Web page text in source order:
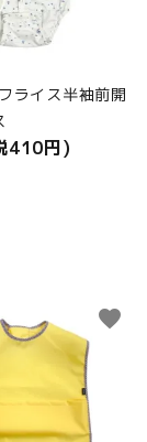
ライス半袖前開
410円)
favorite